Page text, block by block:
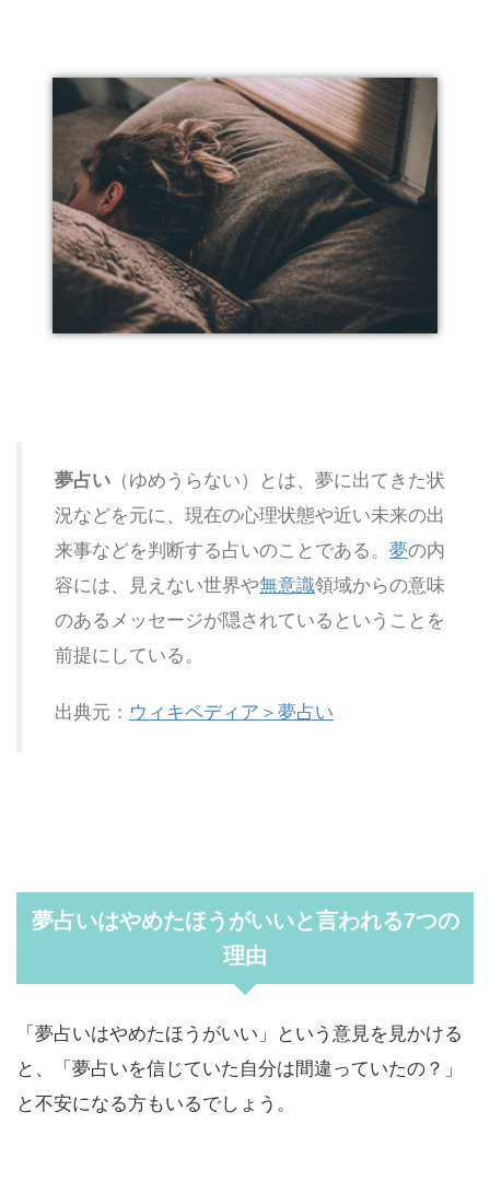
夢占い （ゆめうらない）とは、夢に出てきた状
況などを元に、現在の心理状態や近い未来の出
来事などを判断する占いのことである。 夢の内
容には、見えない世界や無意識領域からの意味
のあるメッセージが隠されているということを
前提にしている。
出典元： ウィキペディア＞夢占い
夢占いはやめたほうがいいと言われる7つの
理由
「夢占いはやめたほうがいい」という意見を見かける
と、「夢占いを信じていた自分は間違っていたの？」
と不安になる方もいるでしょう。